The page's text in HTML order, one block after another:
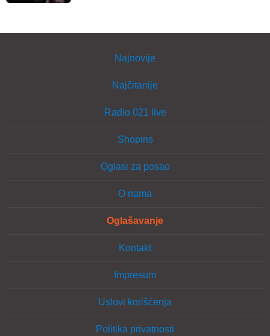
Najnovije
Najčitanije
Radio 021 live
Shopins
Oglasi za posao
O nama
Oglašavanje
Kontakt
Impresum
Uslovi korišćenja
Politika privatnosti